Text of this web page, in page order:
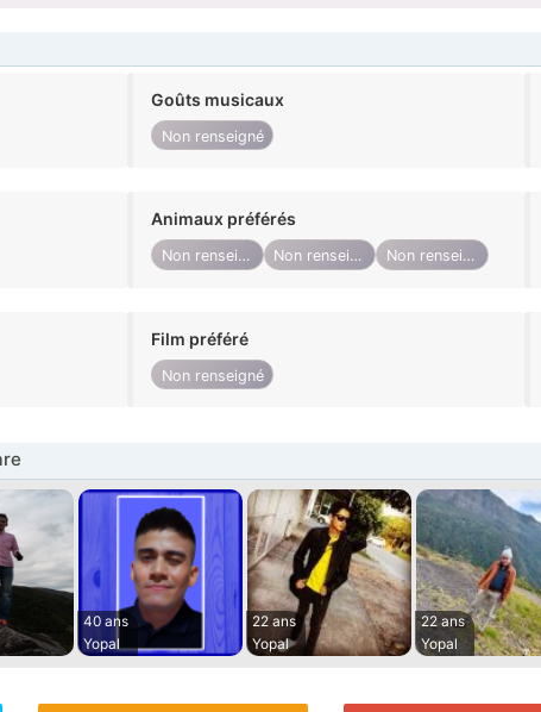
Goûts musicaux
Non renseigné
Animaux préférés
Non renseigné Non renseigné Non renseigné
Film préféré
Non renseigné
40 ans
Yopal
22 ans
Yopal
22 ans
Yopal